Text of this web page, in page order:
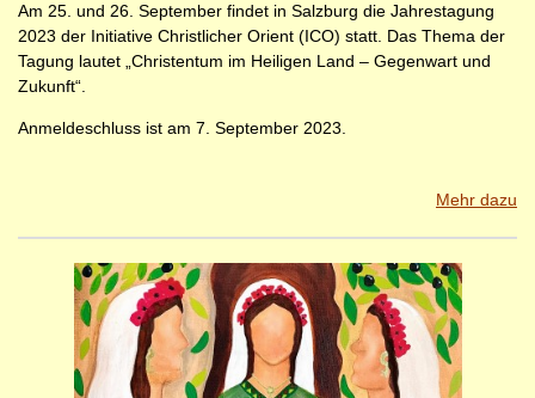
Am 25. und 26. September findet in Salzburg die Jahrestagung
2023 der Initiative Christlicher Orient (ICO) statt. Das Thema der
Tagung lautet „Christentum im Heiligen Land – Gegenwart und
Zukunft“.
Anmeldeschluss ist am 7. September 2023.
Mehr dazu